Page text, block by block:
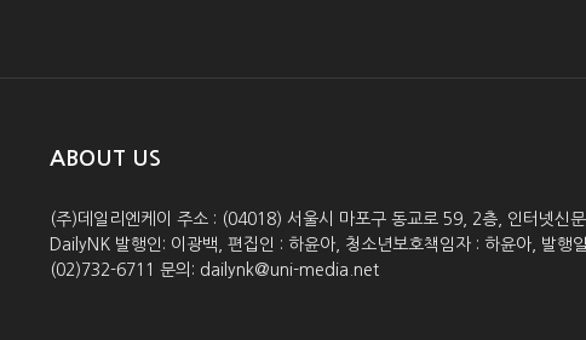
ABOUT US
(주)데일리엔케이 주소 : (04018) 서울시 마포구 동교로 59, 2층, 인터넷신
DailyNK 발행인: 이광백, 편집인 : 하윤아, 청소년보호책임자 : 하윤아, 발
(02)732-6711 문의: dailynk@uni-media.net